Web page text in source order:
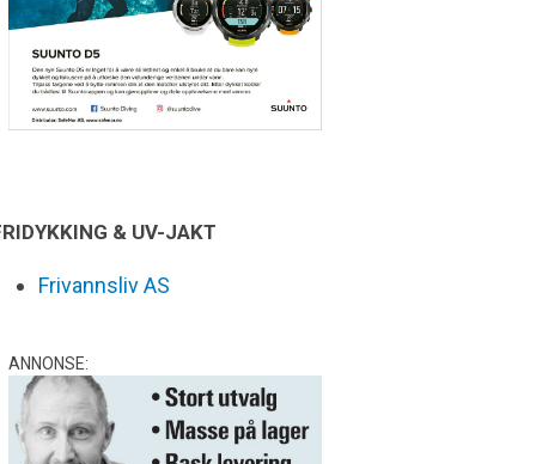
& UV-JAKT
Frivannsliv AS
ANNONSE: